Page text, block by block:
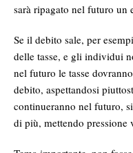
sarà ripagato nel futuro un
Se il debito sale, per
delle tasse, e gli individui
nel futuro le tasse
debito, aspettandosi
continueranno nel futuro,
di più, mettendo pressione